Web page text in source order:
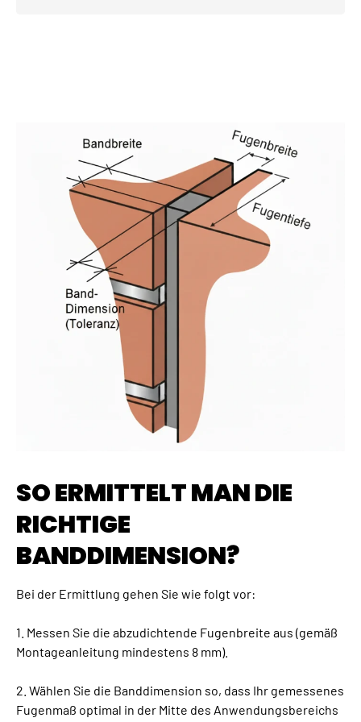
SO ERMITTELT MAN DIE
RICHTIGE
BANDDIMENSION?
Bei der Ermittlung gehen Sie wie folgt vor:
1. Messen Sie die abzudichtende Fugenbreite aus (gemäß
Montageanleitung mindestens 8 mm).
2. Wählen Sie die Banddimension so, dass Ihr gemessenes
Fugenmaß optimal in der Mitte des Anwendungsbereichs